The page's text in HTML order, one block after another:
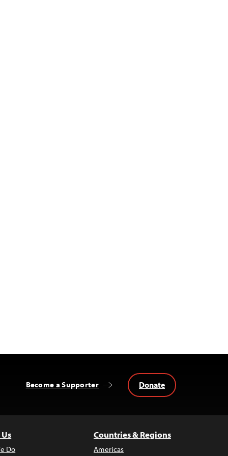
Become a Supporter Donate
Do
Countries & Regions
Americas